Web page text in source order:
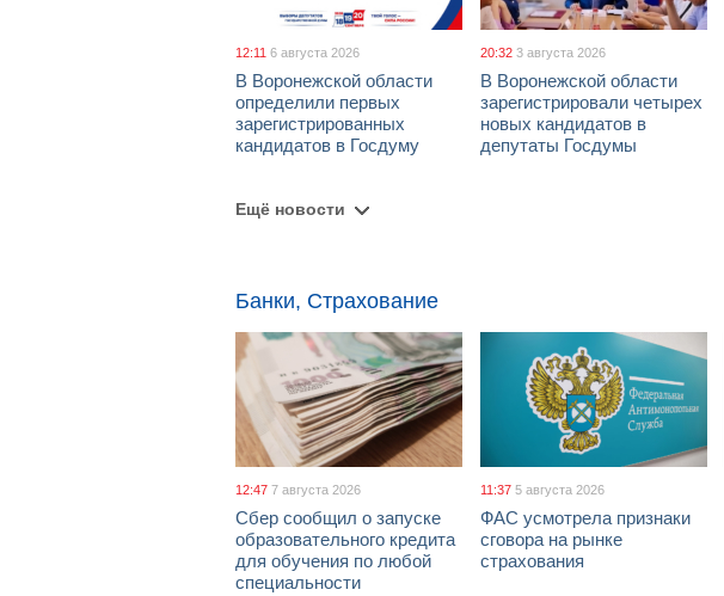
12:11 6 августа 2026
В Воронежской области
определили первых
зарегистрированных
кандидатов в Госдуму
20:32 3 августа 2026
В Воронежской области
зарегистрировали четырех
новых кандидатов в
депутаты Госдумы
Ещё новости
Банки, Страхование
12:47 7 августа 2026
Сбер сообщил о запуске
образовательного кредита
для обучения по любой
специальности
11:37 5 августа 2026
ФАС усмотрела признаки
сговора на рынке
страхования